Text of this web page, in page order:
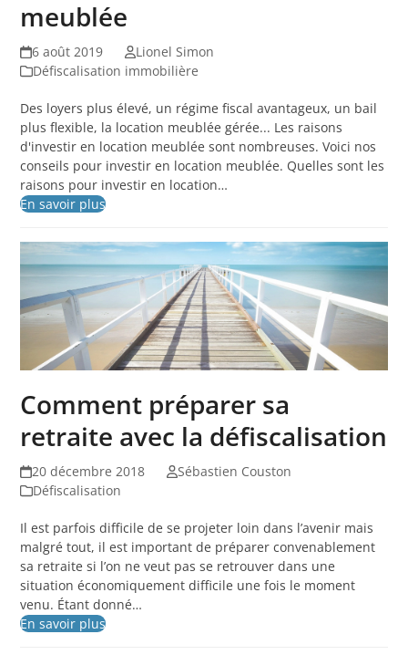
meublée
6 août 2019
Lionel Simon
Défiscalisation immobilière
Des loyers plus élevé, un régime fiscal avantageux, un bail
plus flexible, la location meublée gérée... Les raisons
d'investir en location meublée sont nombreuses. Voici nos
conseils pour investir en location meublée. Quelles sont les
raisons pour investir en location…
En savoir plus
Comment préparer sa
retraite avec la défiscalisation
20 décembre 2018
Sébastien Couston
Défiscalisation
Il est parfois difficile de se projeter loin dans l’avenir mais
malgré tout, il est important de préparer convenablement
sa retraite si l’on ne veut pas se retrouver dans une
situation économiquement difficile une fois le moment
venu. Étant donné…
En savoir plus